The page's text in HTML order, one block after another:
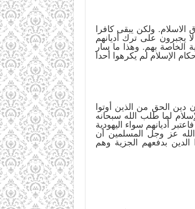
الاسلام. ولكن يبقى كافرا
يجبرون على ترك أديانهم
الخاصة بهم. وهذا ما سار
الإسلام لم يكرهوا أحدا
دين الحق من الذين أوتوا
لما طلب الله سبحانه
أديانهم سواء اليهودية
الله عز وجل المسلمين أن
بدفعهم الجزية وهم